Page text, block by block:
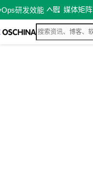
研发效能 媒体矩阵